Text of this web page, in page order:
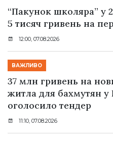
“Пакунок школяра” у
5 тисяч гривень на
12:00, 07.08.2026
ВАЖЛИВО
37 млн гривень на
житла для бахмутян у
оголосило тендер
11:10, 07.08.2026